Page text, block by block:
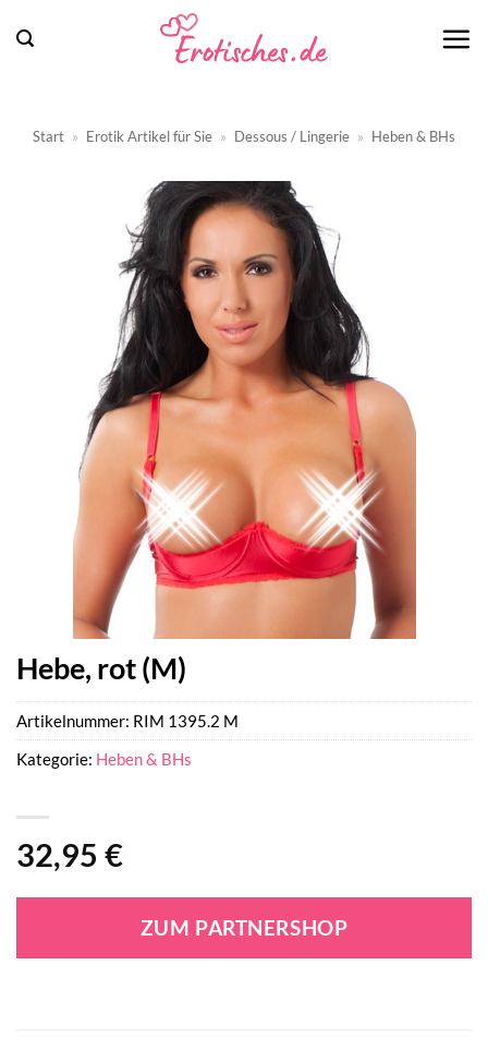
Inhalt
Start » Erotik Artikel für Sie » Dessous / Lingerie » Heben & BHs
Hebe, rot (M)
32,95 €
ZUM PARTNERSHOP
Artikelnummer: RIM 1395.2 M
Kategorie: Heben & BHs